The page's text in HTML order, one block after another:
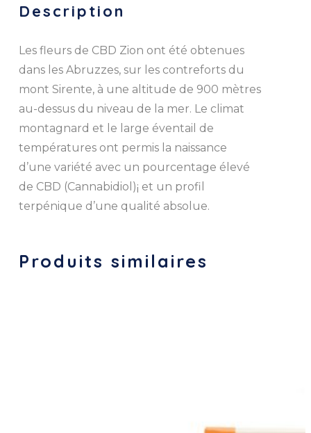
Description
Les fleurs de CBD Zion ont été obtenues
dans les Abruzzes, sur les contreforts du
mont Sirente, à une altitude de 900 mètres
au-dessus du niveau de la mer. Le climat
montagnard et le large éventail de
températures ont permis la naissance
d’une variété avec un pourcentage élevé
de CBD (Cannabidiol)¡ et un profil
terpénique d’une qualité absolue.
Produits similaires